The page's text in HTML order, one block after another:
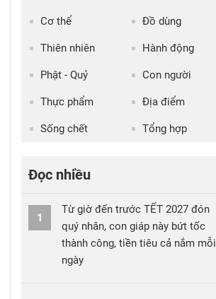
Cơ thể Đồ dùng
Thiên nhiên Hành động
Phật - Quỷ Con người
Thực phẩm Địa điểm
Sống chết Tổng hợp
Đọc nhiều
1
Từ giờ đến trước TẾT 2027 đón
quý nhân, con giáp này bứt tốc
thành công, tiền tiêu cả nắm mỗi
ngày